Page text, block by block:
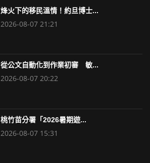
烽火下的移民溫情！約旦博士...
2026-08-07 21:21
從公文自動化到作業初審 敏...
2026-08-07 20:22
桃竹苗分署「2026暑期遊...
2026-08-07 15:31